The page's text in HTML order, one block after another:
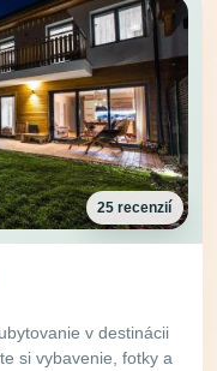
25 recenzií
v destinácii
si vybavenie, fotky a